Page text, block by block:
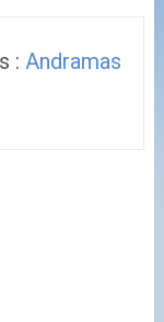
:Andramas